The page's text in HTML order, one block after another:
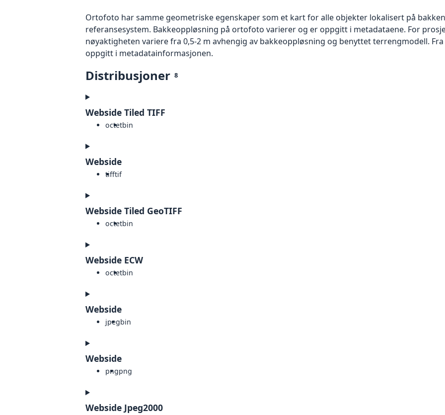
Ortofoto har samme geometriske egenskaper som et kart for alle objekter lokalisert på
referansesystem. Bakkeoppløsning på ortofoto varierer og er oppgitt i metadataene. For
nøyaktigheten variere fra 0,5-2 m avhengig av bakkeoppløsning og benyttet terrengmodell.
oppgitt i metadatainformasjonen.
Distribusjoner 8
Webside Tiled TIFF
octetbin
Webside
tifftif
Webside Tiled GeoTIFF
octetbin
Webside ECW
octetbin
Webside
jpegbin
Webside
pngpng
Webside Jpeg2000